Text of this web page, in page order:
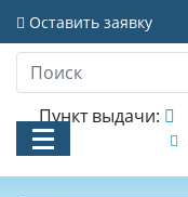
Оставить заявку
Пункт выдачи: